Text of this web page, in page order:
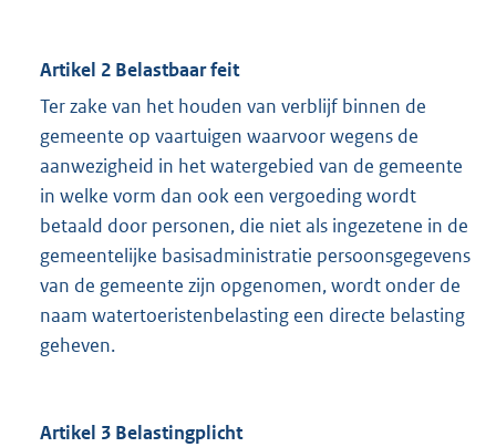
Artikel 2 Belastbaar feit
Ter zake van het houden van verblijf binnen de
gemeente op vaartuigen waarvoor wegens de
aanwezigheid in het watergebied van de gemeente
in welke vorm dan ook een vergoeding wordt
betaald door personen, die niet als ingezetene in de
gemeentelijke basisadministratie persoonsgegevens
van de gemeente zijn opgenomen, wordt onder de
naam watertoeristenbe­lasting een directe belasting
geheven.
Artikel 3 Belastingplicht